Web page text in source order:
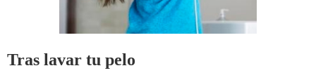
Tras lavar tu pelo